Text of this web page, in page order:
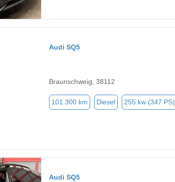
Audi SQ5
Braunschweig, 38112
101.300 km Diesel 255 kw (347 PS)
Audi SQ5